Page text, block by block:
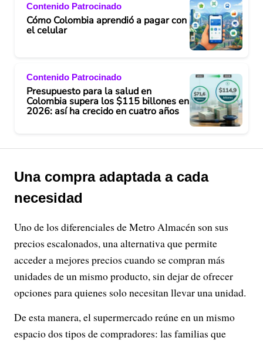
Contenido Patrocinado
Cómo Colombia aprendió a pagar con
el celular
Contenido Patrocinado
Presupuesto para la salud en
Colombia supera los $115 billones en
2026: así ha crecido en cuatro años
Una compra adaptada a cada
necesidad
Uno de los diferenciales de Metro Almacén son sus
precios escalonados, una alternativa que permite
acceder a mejores precios cuando se compran más
unidades de un mismo producto, sin dejar de ofrecer
opciones para quienes solo necesitan llevar una unidad.
De esta manera, el supermercado reúne en un mismo
espacio dos tipos de compradores: las familias que